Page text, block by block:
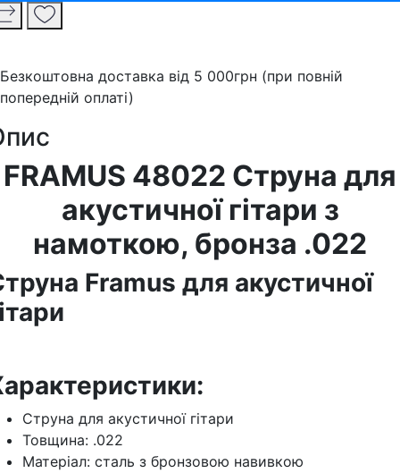
Безкоштовна доставка від 5 000грн (при повній
попередній оплаті)
FRAMUS 48022 Струна для
акустичної гітари з
намоткою, бронза .022
Framus для акустичної
Струна для акустичної гітари
Товщина: .022
Матеріал: сталь з бронзовою навивкою